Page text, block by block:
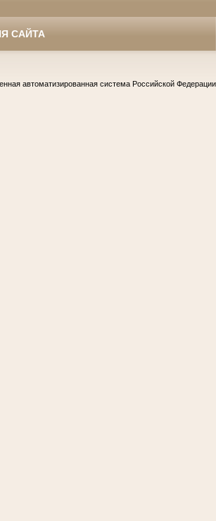
САЙТА
автоматизированная система Российской